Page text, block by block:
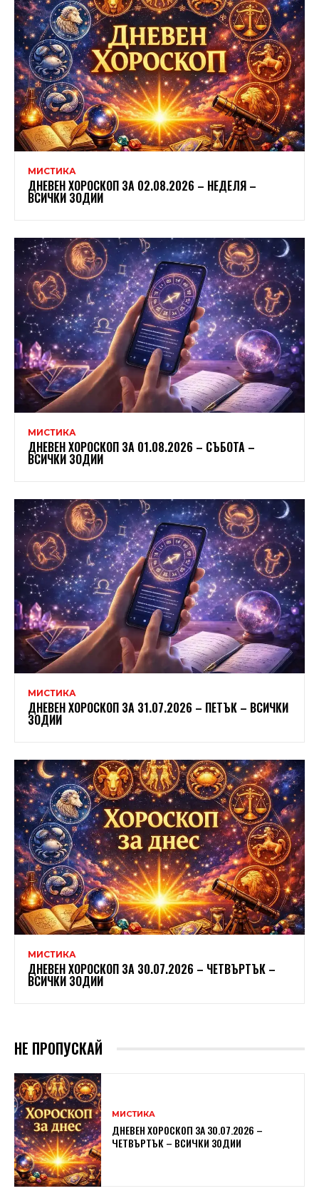
МИСТИКА
ДНЕВЕН ХОРОСКОП ЗА 02.08.2026 – НЕДЕЛЯ –
ВСИЧКИ ЗОДИИ
МИСТИКА
ДНЕВЕН ХОРОСКОП ЗА 01.08.2026 – СЪБОТА –
ВСИЧКИ ЗОДИИ
МИСТИКА
ДНЕВЕН ХОРОСКОП ЗА 31.07.2026 – ПЕТЪК – ВСИЧКИ
ЗОДИИ
МИСТИКА
ДНЕВЕН ХОРОСКОП ЗА 30.07.2026 – ЧЕТВЪРТЪК –
ВСИЧКИ ЗОДИИ
НЕ ПРОПУСКАЙ
МИСТИКА
ДНЕВЕН ХОРОСКОП ЗА 30.07.2026 –
ЧЕТВЪРТЪК – ВСИЧКИ ЗОДИИ